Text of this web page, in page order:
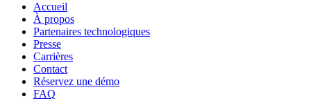
Accueil
À propos
Partenaires technologiques
Presse
Carrières
Contact
Réservez une démo
FAQ